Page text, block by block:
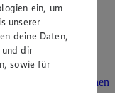
im Browser Ansehen
ein, um
unserer
deine Daten,
und dir
sowie für